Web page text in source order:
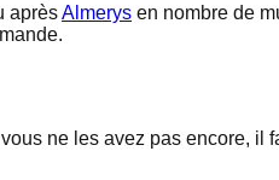
aprèsAlmerys en nombre de
ne les avez pas encore, il